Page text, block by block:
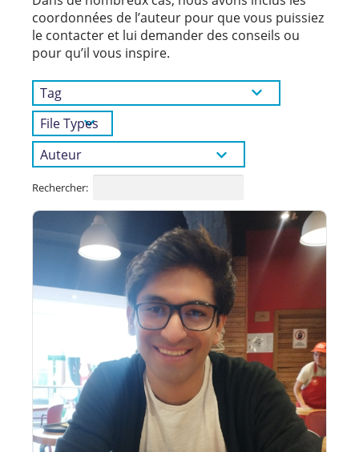
coordonnées de l’auteur pour que vous puissiez
le contacter et lui demander des conseils ou
pour qu’il vous inspire.
Rechercher: